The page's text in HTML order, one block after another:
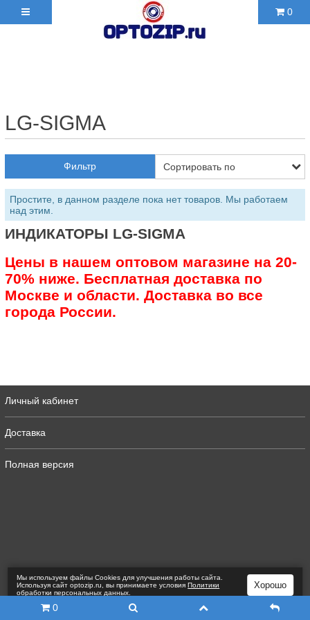
0
LG-SIGMA
Фильтр
Простите, в данном разделе пока нет товаров. Мы работаем
над этим.
ИНДИКАТОРЫ LG-SIGMA
Цены в нашем оптовом магазине на 20-
70% ниже. Бесплатная доставка по
Москве и области. Доставка во все
города России.
Личный кабинет
Доставка
Полная версия
0
Мы используем файлы Сookies для улучшения работы сайта.
Используя сайт optozip.ru, вы принимаете условияПолитики
обработки персональных данных
Хорошо